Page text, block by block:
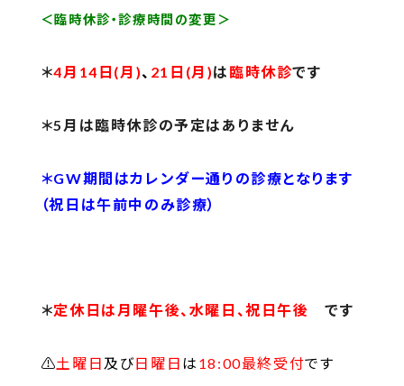
＜臨時休診・診療時間の変更＞
＊4月14日(月)、 21日(月)は 臨時休診です
＊5月 は臨時休診の予定はありません
＊GW期間はカレンダー通りの診療となります
（祝日は午前中のみ診療）
＊定休日は月曜午後、水曜日、祝日午後 です
⚠︎土曜日 及び日曜日 は 18:00最終受付です